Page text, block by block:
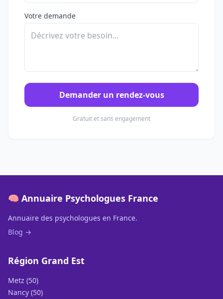
Votre demande
Demander un rendez-vous
Gratuit et sans engagement
🧠 Annuaire Psychologues France
Annuaire des psychologues en France.
Blog →
Région Grand Est
Metz (50)
Nancy (50)